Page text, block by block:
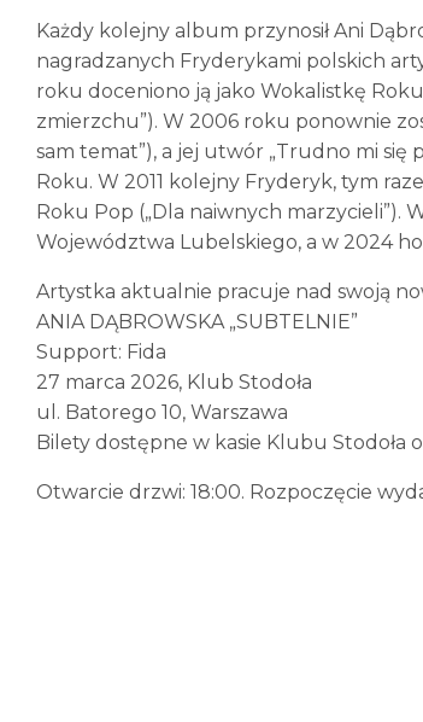
Każdy kolejny album przynosił Ani
nagradzanych Fryderykami polskich
roku doceniono ją jako Wokalistkę
zmierzchu”). W 2006 roku ponownie
sam temat”), a jej utwór „Trudno mi się
Roku. W 2011 kolejny Fryderyk, tym
Roku Pop („Dla naiwnych marzycieli”).
Województwa Lubelskiego, a w 2024
Artystka aktualnie pracuje nad swoją
ANIA DĄBROWSKA „SUBTELNIE”
Support: Fida
27 marca 2026, Klub Stodoła
ul. Batorego 10, Warszawa
Bilety dostępne w kasie Klubu Stodoła
Otwarcie drzwi: 18:00. Rozpoczęcie